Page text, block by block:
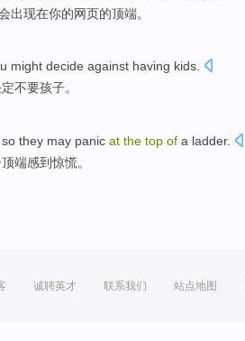
出现在你的网页的顶端。
might decide against having kids.
不要孩子。
so they may panic at the top of a ladder.
顶端感到惊慌。
诚聘英才 联系我们 站点地图